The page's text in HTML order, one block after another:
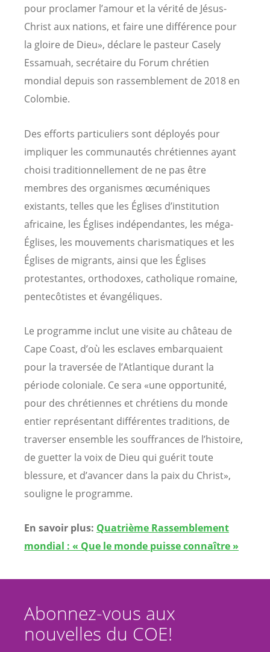
pour proclamer l’amour et la vérité de Jésus-
Christ aux nations, et faire une différence pour
la gloire de Dieu», déclare le pasteur Casely
Essamuah, secrétaire du Forum chrétien
mondial depuis son rassemblement de 2018 en
Colombie.
Des efforts particuliers sont déployés pour
impliquer les communautés chrétiennes ayant
choisi traditionnellement de ne pas être
membres des organismes œcuméniques
existants, telles que les Églises d’institution
africaine, les Églises indépendantes, les méga-
Églises, les mouvements charismatiques et les
Églises de migrants, ainsi que les Églises
protestantes, orthodoxes, catholique romaine,
pentecôtistes et évangéliques.
Le programme inclut une visite au château de
Cape Coast, d’où les esclaves embarquaient
pour la traversée de l’Atlantique durant la
période coloniale. Ce sera «une opportunité,
pour des chrétiennes et chrétiens du monde
entier représentant différentes traditions, de
traverser ensemble les souffrances de l’histoire,
de guetter la voix de Dieu qui guérit toute
blessure, et d’avancer dans la paix du Christ»,
souligne le programme.
En savoir plus: Quatrième Rassemblement
mondial : « Que le monde puisse connaître »
Abonnez-vous aux
nouvelles du COE!